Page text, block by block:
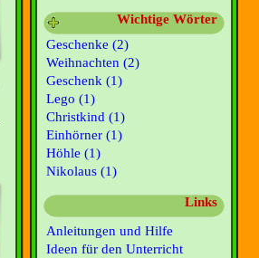
Wichtige Wörter
Geschenke (2)
Weihnachten (2)
Geschenk (1)
Lego (1)
Christkind (1)
Einhörner (1)
Höhle (1)
Nikolaus (1)
Links
Anleitungen und Hilfe
Ideen für den Unterricht